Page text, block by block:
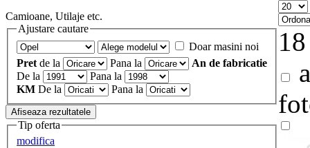
Camioane, Utilaje etc.
Ajustare cautare
Doar masini noi
Pret de la Pana la
An de fabricatie
De la
Pana la
KM De la Pana la
modifica
Tip oferta